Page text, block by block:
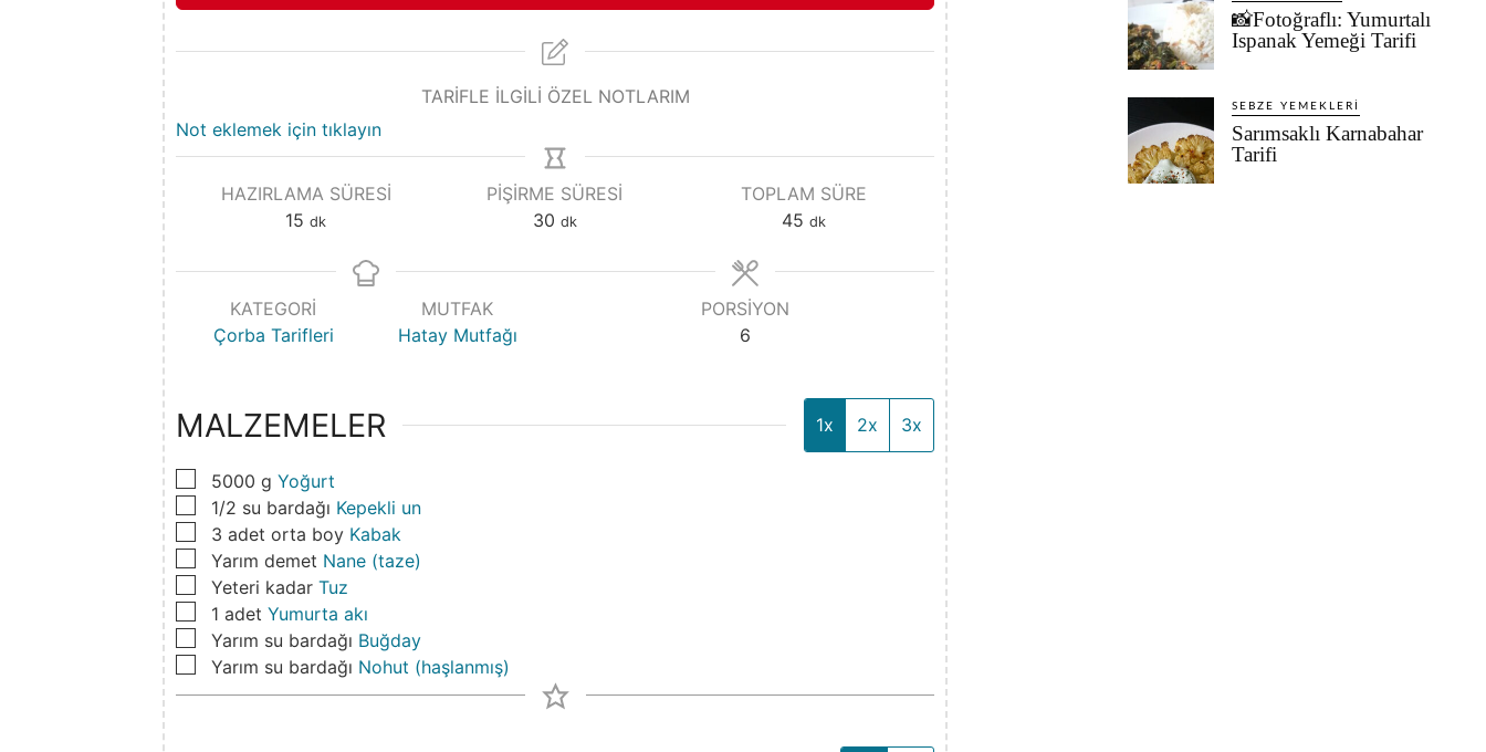
TARİFLE İLGİLİ ÖZEL NOTLARIM
Not eklemek için tıklayın
HAZIRLAMA SÜRESI
15 dk
PIŞIRME SÜRESI
30 dk
TOPLAM SÜRE
45 dk
KATEGORI
Çorba Tarifleri
MUTFAK
Hatay Mutfağı
PORSIYON
6
MALZEMELER 1x 2x 3x
▢
5000 g Yoğurt
▢
1/2 su bardağı Kepekli un
▢
3 adet orta boy Kabak
▢
Yarım demet Nane (taze)
▢
Yeteri kadar Tuz
▢
1 adet Yumurta akı
▢
Yarım su bardağı Buğday
▢
Yarım su bardağı Nohut (haşlanmış)
📸Fotoğraflı: Yumurtalı
Ispanak Yemeği Tarifi
SEBZE YEMEKLERI
Sarımsaklı Karnabahar
Tarifi